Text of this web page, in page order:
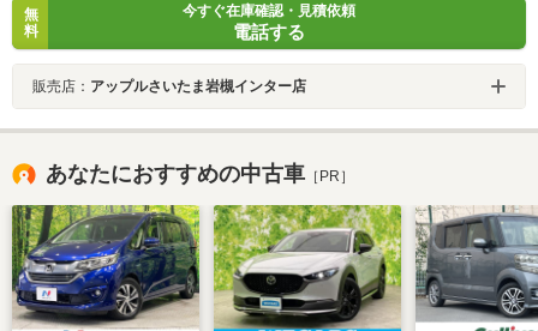
無
料
今すぐ在庫確認・見積依頼
電話する
販売店： アップルさいたま岩槻インター店
あなたにおすすめの中古車 ［PR］